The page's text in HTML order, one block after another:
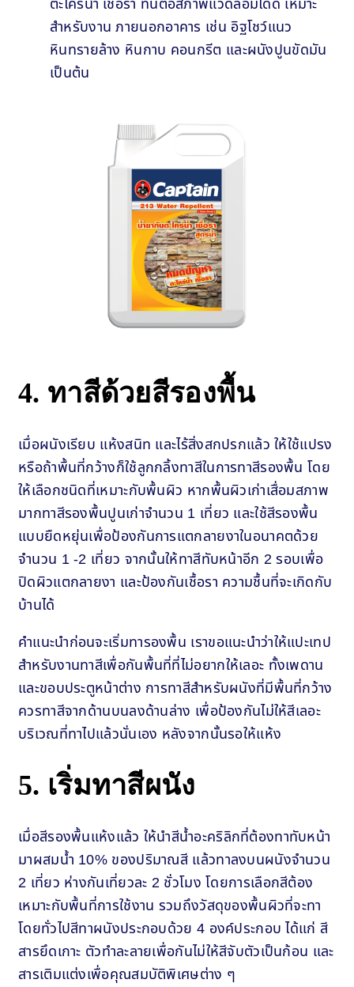
ตะไคร่น้ำ เชื้อรา ทนต่อสภาพแวดล้อมได้ดี เหมาะ
สำหรับงาน ภายนอกอาคาร เช่น อิฐโชว์แนว
หินทรายล้าง หินกาบ คอนกรีต และผนังปูนขัดมัน
เป็นต้น
4. ทาสีด้วยสีรองพื้น
เมื่อผนังเรียบ แห้งสนิท และไร้สิ่งสกปรกแล้ว ให้ใช้แปรง
หรือถ้าพื้นที่กว้างก็ใช้ลูกกลิ้งทาสีในการทาสีรองพื้น โดย
ให้เลือกชนิดที่เหมาะกับพื้นผิว หากพื้นผิวเก่าเสื่อมสภาพ
มากทาสีรองพื้นปูนเก่าจำนวน 1 เที่ยว และใช้สีรองพื้น
แบบยืดหยุ่นเพื่อป้องกันการแตกลายงาในอนาคตด้วย
จำนวน 1 -2 เที่ยว จากนั้นให้ทาสีทับหน้าอีก 2 รอบเพื่อ
ปิดผิวแตกลายงา และป้องกันเชื้อรา ความชื้นที่จะเกิดกับ
บ้านได้
คำแนะนำก่อนจะเริ่มทารองพื้น เราขอแนะนำว่าให้แปะเทป
สำหรับงานทาสีเพื่อกันพื้นที่ที่ไม่อยากให้เลอะ ทั้งเพดาน
และขอบประตูหน้าต่าง การทาสีสำหรับผนังที่มีพื้นที่กว้าง
ควรทาสีจากด้านบนลงด้านล่าง เพื่อป้องกันไม่ให้สีเลอะ
บริเวณที่ทาไปแล้วนั่นเอง หลังจากนั้นรอให้แห้ง
5. เริ่มทาสีผนัง
เมื่อสีรองพื้นแห้งแล้ว ให้นำสีน้ำอะคริลิกที่ต้องทาทับหน้า
มาผสมน้ำ 10% ของปริมาณสี แล้วทาลงบนผนังจำนวน
2 เที่ยว ห่างกันเที่ยวละ 2 ชั่วโมง โดยการเลือกสีต้อง
เหมาะกับพื้นที่การใช้งาน รวมถึงวัสดุของพื้นผิวที่จะทา
โดยทั่วไปสีทาผนังประกอบด้วย 4 องค์ประกอบ ได้แก่ สี
สารยึดเกาะ ตัวทำละลายเพื่อกันไม่ให้สีจับตัวเป็นก้อน และ
สารเติมแต่งเพื่อคุณสมบัติพิเศษต่าง ๆ